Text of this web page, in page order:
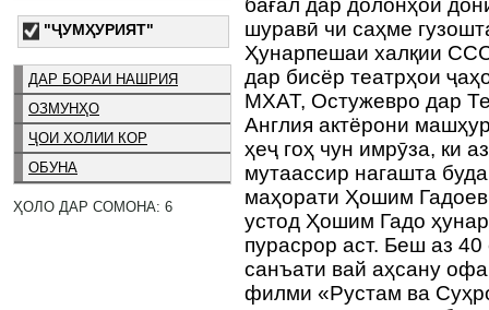
"ҶУМҲУРИЯТ"
ДАР БОРАИ НАШРИЯ
ОЗМУНҲО
ҶОИ ХОЛИИ КОР
ОБУНА
ҲОЛО ДАР СОМОНА: 6
бағал дар долонҳои
шуравӣ чи саҳме
Ҳунарпешаи халқии
дар бисёр театрҳои
МХАТ, Остужевро дар
Англия актёрони
ҳеҷ гоҳ чун имрӯза, ки
мутаассир нагашта
маҳорати Ҳошим
устод Ҳошим Гадо
пурасрор аст. Беш аз
санъати вай аҳсану
филми «Рустам ва